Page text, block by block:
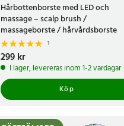
Hårbottenborste med LED och
massage – scalp brush /
massageborste / hårvårdsborste
1
Pris:299 kr
299 kr
I lager, levereras inom 1-2 vardagar
Köp